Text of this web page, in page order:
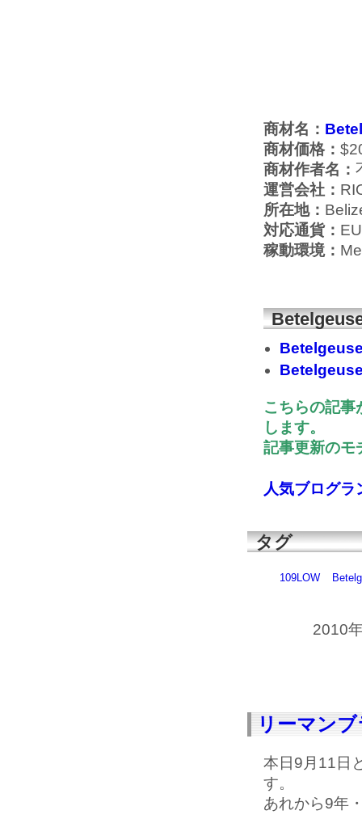
商材名：
商材価格：
商材作者名：
運営会社：
所在地：
対応通貨：
稼動環境：
こちらの記事
します。
記事更新のモ
人気ブログラ
タグ
109LOW
2010
リーマン
本日9月11日
す。
あれから9年